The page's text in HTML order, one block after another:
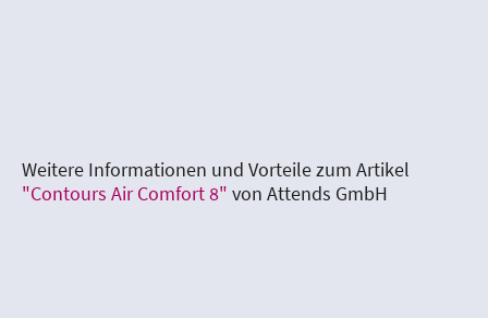
Weitere Informationen und Vorteile zum Artikel
"Contours Air Comfort 8" von Attends GmbH